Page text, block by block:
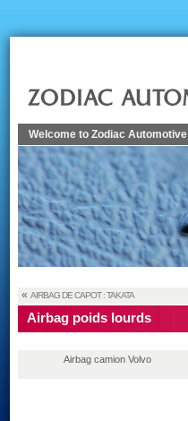
Welcome to Zodiac Automotive
« AIRBAG DE CAPOT : TAKATA
Airbag poids lourds
Airbag camion Volvo